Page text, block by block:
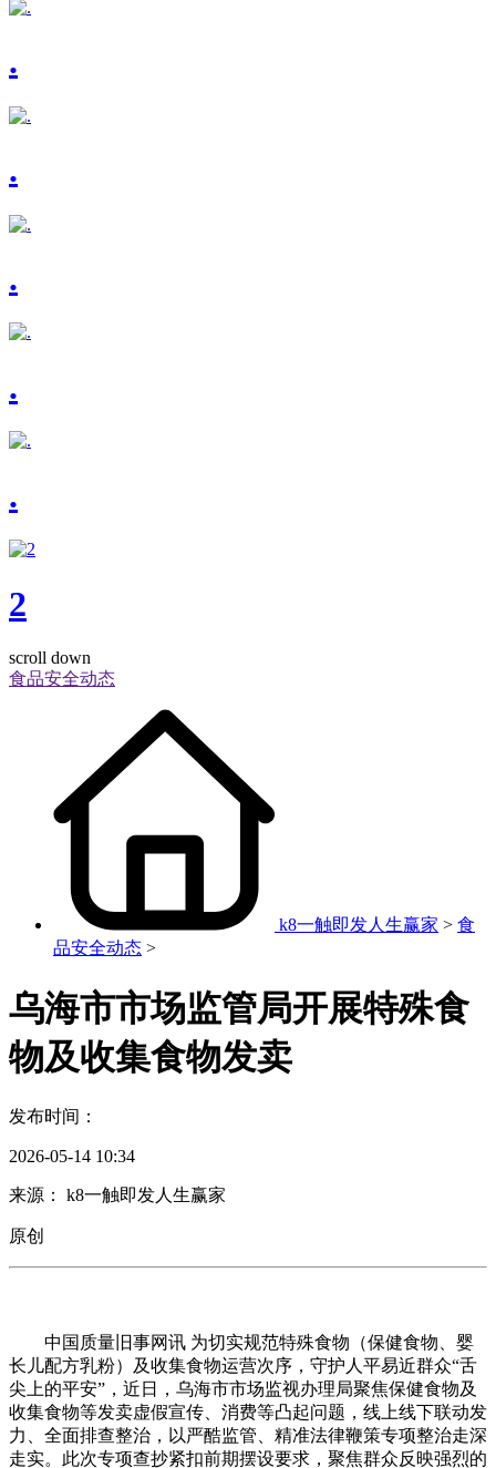
.
.
.
.
.
2
scroll down
食品安全动态
k8一触即发人生赢家 > 食
品安全动态 >
乌海市市场监管局开展特殊食
物及收集食物发卖
发布时间：
2026-05-14 10:34
来源： k8一触即发人生赢家
原创
中国质量旧事网讯 为切实规范特殊食物（保健食物、婴
长儿配方乳粉）及收集食物运营次序，守护人平易近群众“舌
尖上的平安”，近日，乌海市市场监视办理局聚焦保健食物及
收集食物等发卖虚假宣传、消费等凸起问题，线上线下联动发
力、全面排查整治，以严酷监管、精准法律鞭策专项整治走深
走实。此次专项查抄紧扣前期摆设要求，聚焦群众反映强烈的